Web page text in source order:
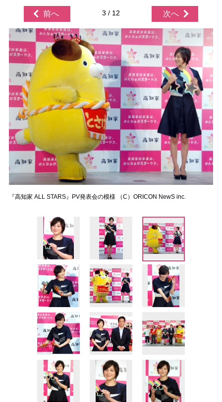
前へ 3 / 12 次へ
『高知家 ALL STARS』PV発表会の模様 （C）ORICON NewS inc.